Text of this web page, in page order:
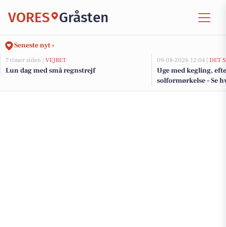
VORES Gråsten
Seneste nyt ›
7 timer siden | VEJRET
Lun dag med små regnstrejf
09-08-2026 12:04 | DET
Uge med kegling,
solformørkelse - Se